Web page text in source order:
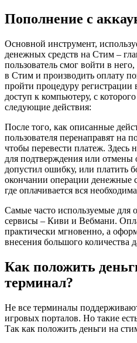
Пополнение с
Основной инструмент,
денежных средств на Стим –
пользователь смог войти в
в Стим и производить оплату
пройти процедуру регистрации
доступ к компьютеру, с
следующие действия:
После того, как описанные
пользователя перенаправят на
чтобы перевести платеж.
для подтверждения или отмены
допустил ошибку, или платить
окончании операции денежные
где оплачивается вся
Самые часто используемые
сервисы – Киви и Вебмани.
практически мгновенно, а
внесения большого количества
Как положить
терминал?
Не все терминалы
игровых порталов. Но такие
Так как положить деньги на